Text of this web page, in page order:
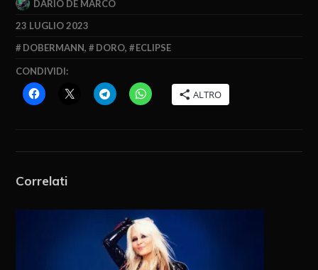
DARIO DE MARCO
23 LUGLIO 2023
DOBERMANN, DORO, ECLIPSE
CONDIVIDI:
ALTRO
Correlati